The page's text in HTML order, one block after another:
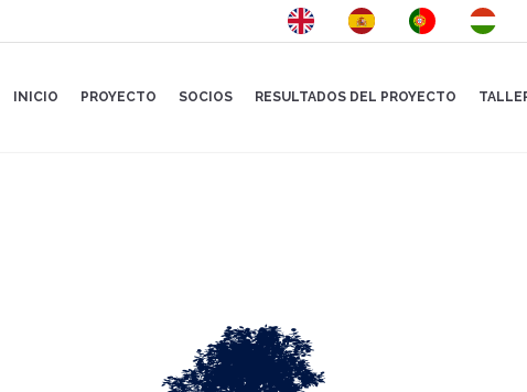
INICIO PROYECTO SOCIOS RESULTADOS DEL PROYECTO